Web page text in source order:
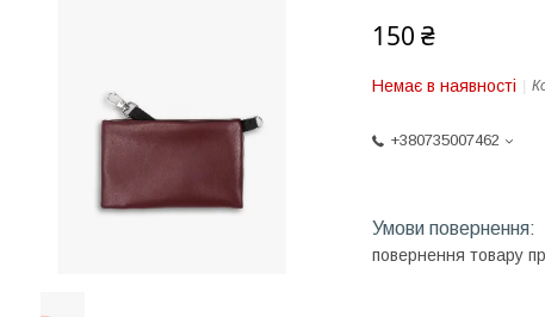
150 ₴
Немає в наявності
+380735007462
повернення товару